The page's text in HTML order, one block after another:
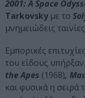
2001: A Space
Tarkovsky με το
μνημειώδεις
Εμπορικές
του είδους
the Apes (1968),
και φυσικά η σειρά